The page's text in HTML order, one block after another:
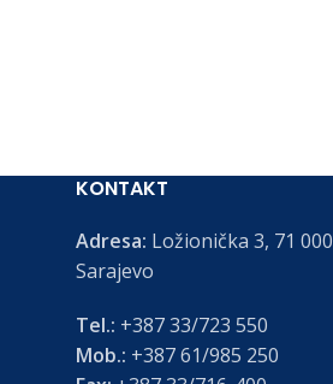
KONTAKT
Adresa: Ložionička 3, 71 000
Sarajevo
Tel.: +387 33/723 550
Mob.: +387 61/985 250